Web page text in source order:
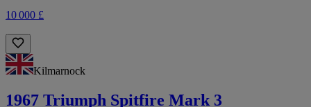
10 000 £
Kilmarnock
1967 Triumph Spitfire Mark 3